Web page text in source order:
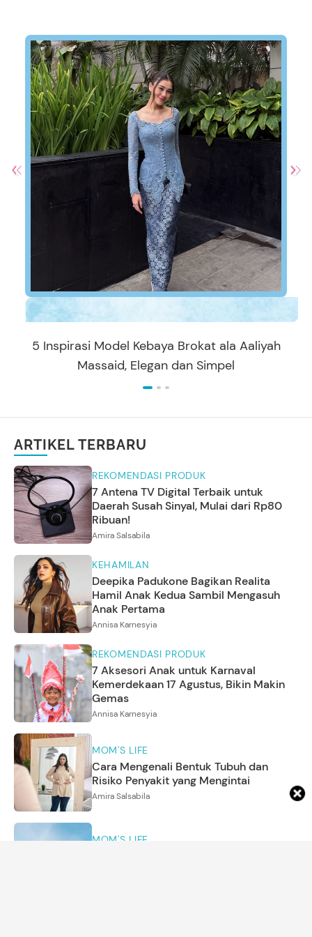
5 Inspirasi Model Kebaya Brokat ala Aaliyah
Massaid, Elegan dan Simpel
ARTIKEL TERBARU
REKOMENDASI PRODUK
7 Antena TV Digital Terbaik untuk
Daerah Susah Sinyal, Mulai dari Rp80
Ribuan!
Amira Salsabila
KEHAMILAN
Deepika Padukone Bagikan Realita
Hamil Anak Kedua Sambil Mengasuh
Anak Pertama
Annisa Karnesyia
REKOMENDASI PRODUK
7 Aksesori Anak untuk Karnaval
Kemerdekaan 17 Agustus, Bikin Makin
Gemas
Annisa Karnesyia
MOM'S LIFE
Cara Mengenali Bentuk Tubuh dan
Risiko Penyakit yang Mengintai
Amira Salsabila
MOM'S LIFE